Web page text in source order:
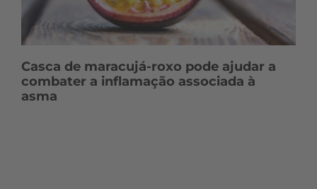
Casca de maracujá-roxo pode ajudar a
combater a inflamação associada à
asma